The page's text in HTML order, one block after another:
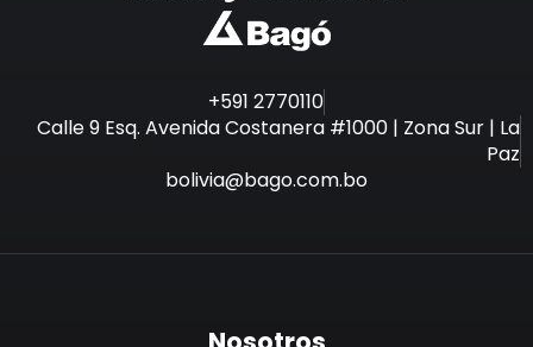
+591 2770110
Calle 9 Esq. Avenida Costanera #1000 | Zona Sur | La
Paz
bolivia@bago.com.bo